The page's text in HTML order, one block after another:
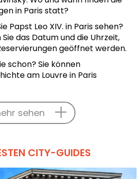
in Paris statt?
Papst Leo XIV. in Paris sehen?
Sie das Datum und die Uhrzeit,
geöffnet werden.
schon? Sie können
am Louvre in Paris
sehen
CITY-GUIDES